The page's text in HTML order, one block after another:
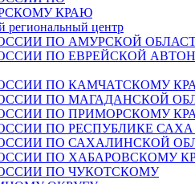
КРАЮ
региональный центр
ПО АМУРСКОЙ
ПО ЕВРЕЙСКОЙ
ПО КАМЧАТСКОМУ
ПО МАГАДАНСКОЙ
ПО ПРИМОРСКОМУ
ПО РЕСПУБЛИКЕ
ПО САХАЛИНСКОЙ
ПО ХАБАРОВСКОМУ
ПО ЧУКОТСКОМУ